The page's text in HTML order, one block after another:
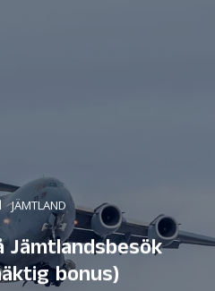
JÄMTLAND
Jämtlandsbesök
bonus)